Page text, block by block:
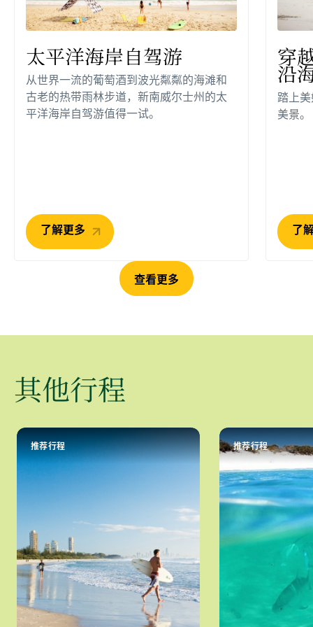
太平洋海岸自驾游
从世界一流的葡萄酒到波光粼粼的海滩和
古老的热带雨林步道，新南威尔士州的太
平洋海岸自驾游值得一试。
了解更多
穿
沿
踏上
美景。
了
查看更多
其他行程
推荐行程 推荐行程